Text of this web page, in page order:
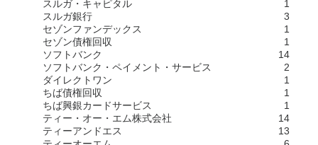
スルガ・キャピタル
1
スルガ銀行
3
セゾンファンデックス
1
セゾン債権回収
1
ソフトバンク
14
ソフトバンク・ペイメント・サービス
2
ダイレクトワン
1
ちば債権回収
1
ちば興銀カードサービス
1
ティー・オー・エム株式会社
14
ティーアンドエス
13